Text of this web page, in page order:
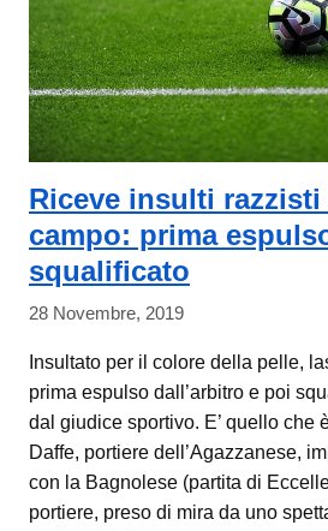
Riceve insulti razzisti
campo: prima
squalificato
28 Novembre, 2019
Insultato per il colore della pelle,
prima espulso dall’arbitro e poi
dal giudice sportivo. E’ quello che
Daffe, portiere dell’Agazzanese,
con la Bagnolese (partita di
portiere, preso di mira da uno